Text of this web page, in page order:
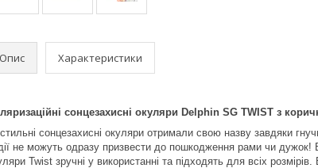
Опис Характеристики
сонцезахисні окуляри Delphin SG TWIST з
сонцезахисні окуляри отримали свою назву завдяки
не можуть одразу призвести до пошкодження рами чи дужок!
Twist зручні у використанні та підходять для всіх